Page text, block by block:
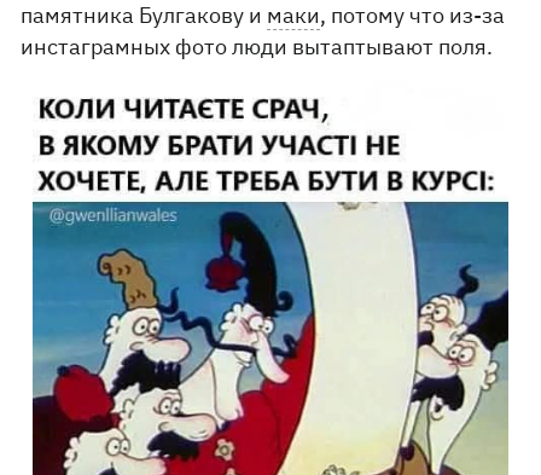
памятника Булгакову и маки, потому что из-за
инстаграмных фото люди вытаптывают поля.